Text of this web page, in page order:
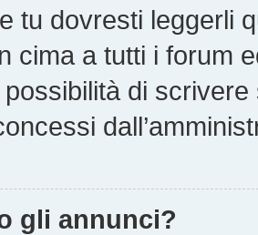
tu dovresti leggerli
cima a tutti i forum
di
gli annunci?